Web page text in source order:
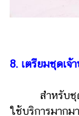
8. เตรียมชุดเจ้
สำหรับชุดเจ้
ใช้บริการมากม